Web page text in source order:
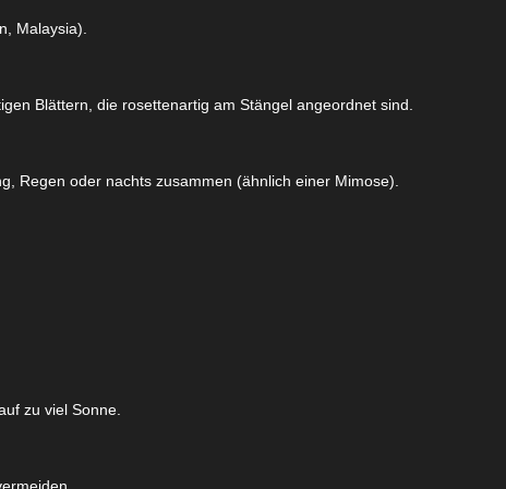
Malaysia).
Blättern, die rosettenartig am Stängel angeordnet sind.
Regen oder nachts zusammen (ähnlich einer Mimose).
zu viel Sonne.